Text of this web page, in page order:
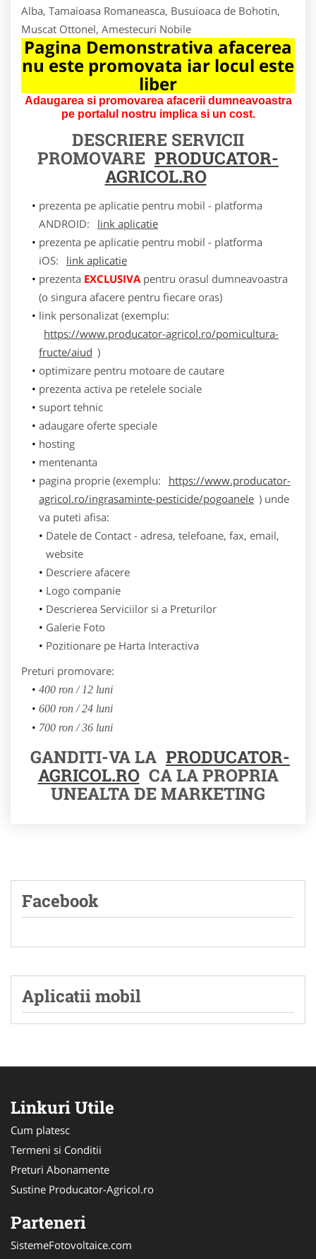
Alba, Tamaioasa Romaneasca, Busuioaca de Bohotin,
Muscat Ottonel, Amestecuri Nobile
Pagina Demonstrativa afacerea
nu este promovata iar locul este
liber
Adaugarea si promovarea afacerii dumneavoastra
pe portalul nostru implica si un cost.
DESCRIERE SERVICII
PROMOVARE PRODUCATOR-
AGRICOL.RO
prezenta pe aplicatie pentru mobil - platforma
ANDROID:
link aplicatie
prezenta pe aplicatie pentru mobil - platforma
iOS:
link aplicatie
prezenta EXCLUSIVApentru orasul dumneavoastra
(o singura afacere pentru fiecare oras)
link personalizat (exemplu:
https://www.producator-agricol.ro/pomicultura-
fructe/aiud )
optimizare pentru motoare de cautare
prezenta activa pe retelele sociale
suport tehnic
adaugare oferte speciale
hosting
mentenanta
pagina proprie (exemplu:
https://www.producator-
agricol.ro/ingrasaminte-pesticide/pogoanele ) unde
va puteti afisa:
Datele de Contact - adresa, telefoane, fax, email,
website
Descriere afacere
Logo companie
Descrierea Serviciilor si a Preturilor
Galerie Foto
Pozitionare pe Harta Interactiva
Preturi promovare:
400 ron / 12 luni
600 ron / 24 luni
700 ron / 36 luni
GANDITI-VA LA PRODUCATOR-
AGRICOL.RO CA LA PROPRIA
UNEALTA DE MARKETING
Facebook
Aplicatii mobil
Linkuri Utile
Cum platesc
Termeni si Conditii
Preturi Abonamente
Sustine Producator-Agricol.ro
Parteneri
SistemeFotovoltaice.com